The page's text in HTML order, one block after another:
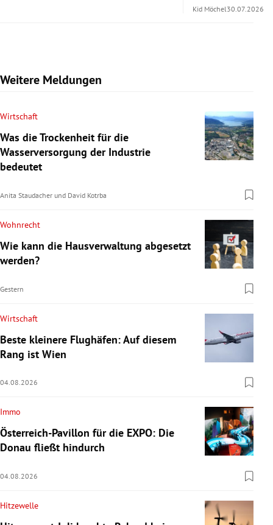
Kid Möchel30.07.2026
Weitere Meldungen
Wirtschaft
Was die Trockenheit für die
Wasserversorgung der Industrie
bedeutet
Anita Staudacher und David Kotrba
Wohnrecht
Wie kann die Hausverwaltung abgesetzt
werden?
Gestern
Wirtschaft
Beste kleinere Flughäfen: Auf diesem
Rang ist Wien
04.08.2026
Immo
Österreich-Pavillon für die EXPO: Die
Donau fließt hindurch
04.08.2026
Hitzewelle